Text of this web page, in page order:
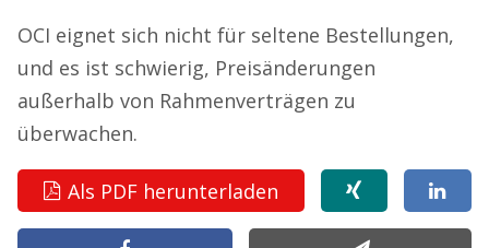
OCI eignet sich nicht für seltene Bestellungen,
und es ist schwierig, Preisänderungen
außerhalb von Rahmenverträgen zu
überwachen.
Als PDF herunterladen